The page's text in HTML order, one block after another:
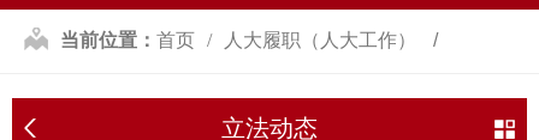
当前位置： 首页 人大履职（人大工作）
立法 立法动态
立法动态